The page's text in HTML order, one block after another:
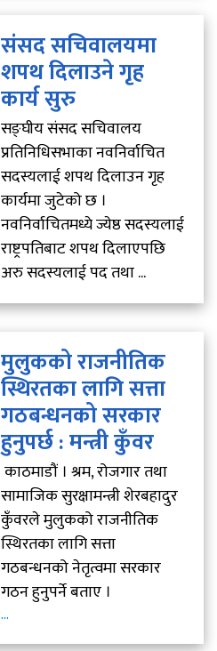
संसद सचिवालयमा
शपथ दिलाउने गृह
कार्य सुरु
सङ्घीय संसद सचिवालय
प्रतिनिधिसभाका नवनिर्वाचित
सदस्यलाई शपथ दिलाउन गृह
कार्यमा जुटेको छ ।
नवनिर्वाचितमध्ये ज्येष्ठ सदस्यलाई
राष्ट्रपतिबाट शपथ दिलाएपछि
अरु सदस्यलाई पद तथा ...
मुलुकको राजनीतिक
स्थिरतका लागि सत्ता
गठबन्धनको सरकार
हुनुपर्छ : मन्त्री कुँवर
काठमाडौं । श्रम, रोजगार तथा
सामाजिक सुरक्षामन्त्री शेरबहादुर
कुँवरले मुलुकको राजनीतिक
स्थिरतका लागि सत्ता
गठबन्धनको नेतृत्वमा सरकार
गठन हुनुपर्ने बताए ।
...